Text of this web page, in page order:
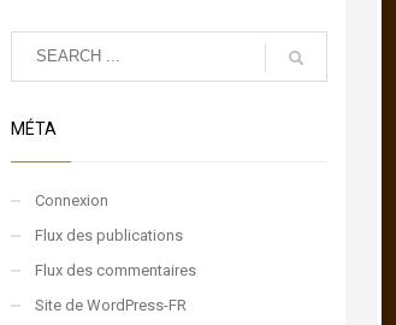
MÉTA
Connexion
Flux des publications
Flux des commentaires
Site de WordPress-FR